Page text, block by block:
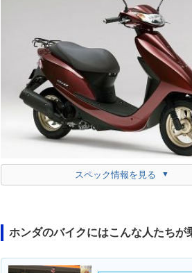
スペック情報を見る
ホンダのバイクにはこんな人たちが